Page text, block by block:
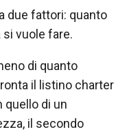
due fattori: quanto
vuole fare.
di quanto
il listino charter
quello di un
il secondo